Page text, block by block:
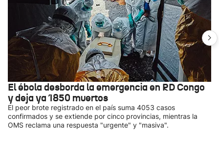
El ébola desborda la emergencia en RD Congo
y deja ya 1850 muertos
El peor brote registrado en el país suma 4053 casos
confirmados y se extiende por cinco provincias, mientras la
OMS reclama una respuesta "urgente" y "masiva".